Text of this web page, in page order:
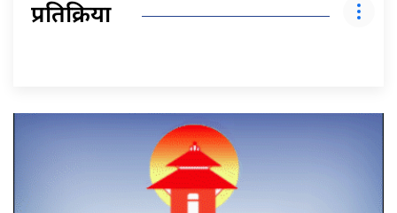
प्रतिक्रिया